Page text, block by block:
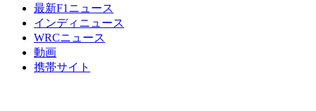
最新F1ニュース
インディニュース
WRCニュース
動画
携帯サイト